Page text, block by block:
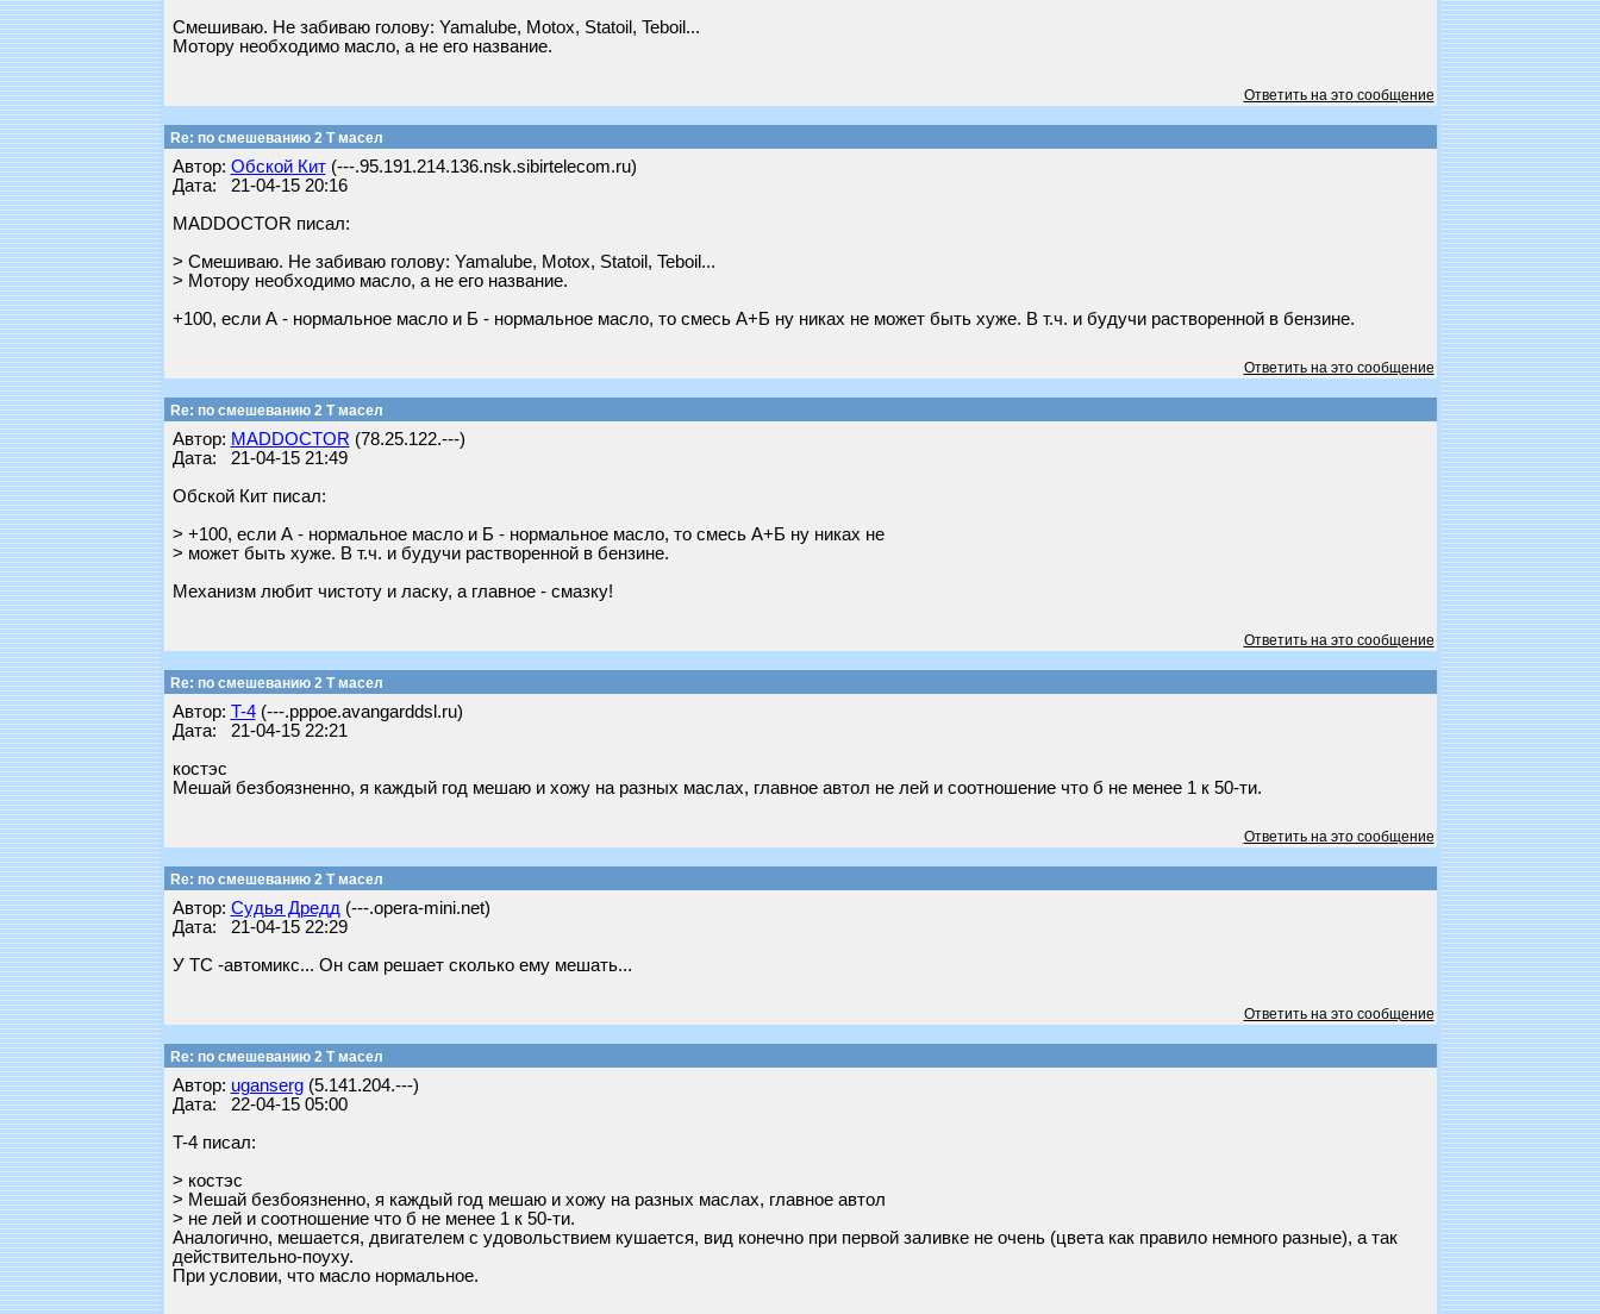
Смешиваю. Не забиваю голову: Yamalube, Motox, Statoil, Teboil...
Мотору необходимо масло, а не его название.
Ответить на это сообщение
Re: по смешеванию 2 Т масел
Автор: Обской Кит(---.95.191.214.136.nsk.sibirtelecom.ru)
Дата: 21-04-15 20:16
MADDOCTOR писал:
> Смешиваю. Не забиваю голову: Yamalube, Motox, Statoil, Teboil...
> Мотору необходимо масло, а не его название.
+100, если А - нормальное масло и Б - нормальное масло, то смесь А+Б ну никах не может быть хуже. В т.ч. и будучи растворенной в бензине.
Ответить на это сообщение
Re: по смешеванию 2 Т масел
Автор: MADDOCTOR (78.25.122.---)
Дата: 21-04-15 21:49
Обской Кит писал:
> +100, если А - нормальное масло и Б - нормальное масло, то смесь А+Б ну никах не
> может быть хуже. В т.ч. и будучи растворенной в бензине.
Механизм любит чистоту и ласку, а главное - смазку!
Ответить на это сообщение
Re: по смешеванию 2 Т масел
Автор: T-4(---.pppoe.avangarddsl.ru)
Дата: 21-04-15 22:21
костэс
Мешай безбоязненно, я каждый год мешаю и хожу на разных маслах, главное автол не лей и соотношение что б не менее 1 к 50-ти.
Ответить на это сообщение
Re: по смешеванию 2 Т масел
Автор: Судья Дредд (---.opera-mini.net)
Дата: 21-04-15 22:29
У ТС -автомикс... Он сам решает сколько ему мешать...
Ответить на это сообщение
Re: по смешеванию 2 Т масел
Автор: uganserg(5.141.204.---)
Дата: 22-04-15 05:00
T-4 писал:
> костэс
> Мешай безбоязненно, я каждый год мешаю и хожу на разных маслах, главное автол
> не лей и соотношение что б не менее 1 к 50-ти.
Аналогично, мешается, двигателем с удовольствием кушается, вид конечно при первой заливке не очень (цвета как правило немного разные), а так
действительно-поуху.
При условии, что масло нормальное.